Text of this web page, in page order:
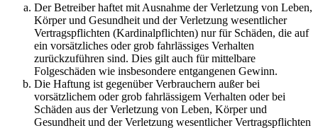
Der Betreiber haftet mit Ausnahme der Verletzung von Leben,
Körper und Gesundheit und der Verletzung wesentlicher
Vertragspflichten (Kardinalpflichten) nur für Schäden, die auf
ein vorsätzliches oder grob fahrlässiges Verhalten
zurückzuführen sind. Dies gilt auch für mittelbare
Folgeschäden wie insbesondere entgangenen Gewinn.
Die Haftung ist gegenüber Verbrauchern außer bei
vorsätzlichem oder grob fahrlässigem Verhalten oder bei
Schäden aus der Verletzung von Leben, Körper und
Gesundheit und der Verletzung wesentlicher Vertragspflichten